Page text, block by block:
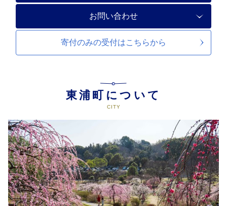
お問い合わせ
寄付のみの受付はこちらから
東浦町について